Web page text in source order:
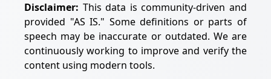
Disclaimer: This data is community-driven and
provided "AS IS." Some definitions or parts of
speech may be inaccurate or outdated. We are
continuously working to improve and verify the
content using modern tools.